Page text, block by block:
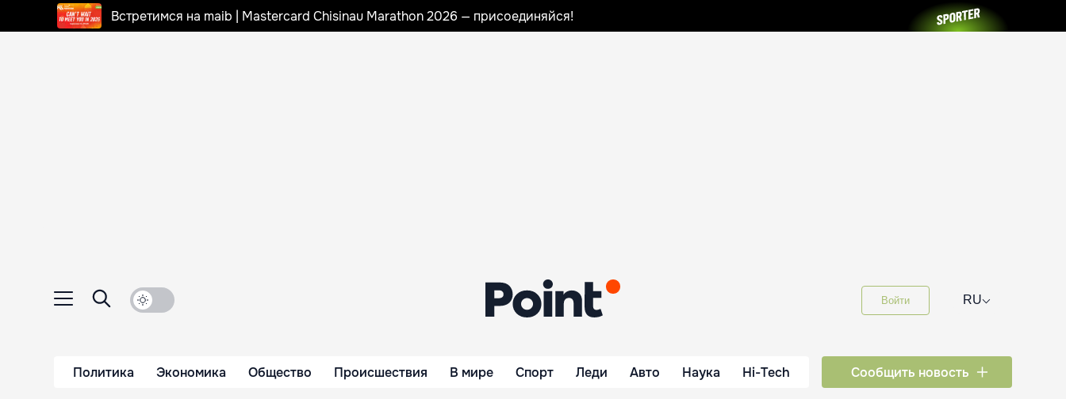
Встретимся на maib | Mastercard Chisinau Marathon 2026 — присоединяйся!
Войти RU⌵
Политика Экономика Общество Происшествия В мире Спорт Леди Авто Наука Hi-Tech Сообщить новость